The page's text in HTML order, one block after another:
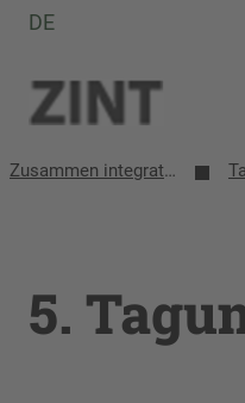
DE
Zusammen integrative/inklusive Schule entwickeln (ZINT)
5.